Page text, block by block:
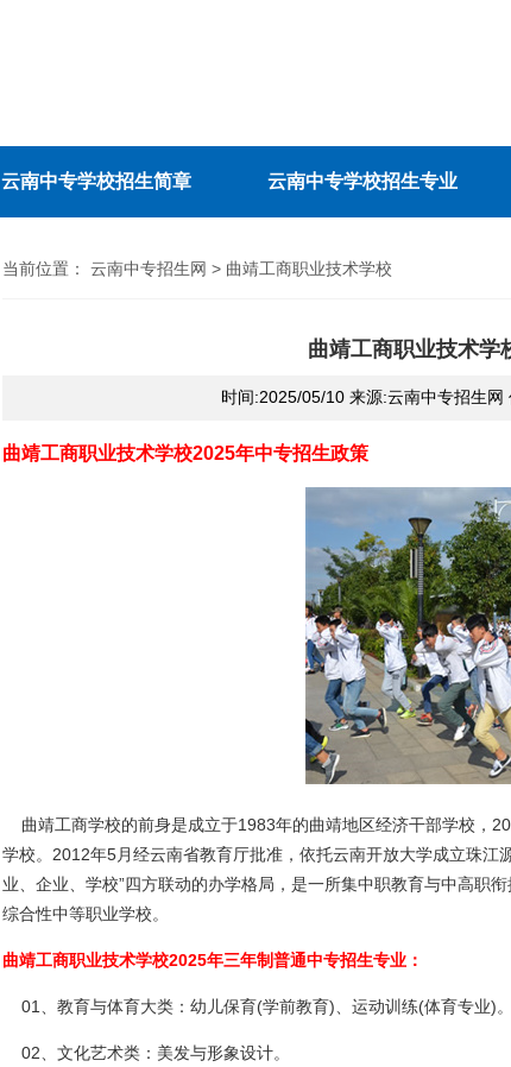
云南中专学校招生简章 云南中专学校招生专业
当前位置： 云南中专招生网 > 曲靖工商职业技术学校
曲靖工商职业技术学
时间:2025/05/10 来源:云南中专招生
曲靖工商职业技术学校2025年中专招生政策
曲靖工商学校的前身是成立于1983年的曲靖地区经济干部学校，
学校。2012年5月经云南省教育厅批准，依托云南开放大学成立珠
业、企业、学校”四方联动的办学格局，是一所集中职教育与中高职
综合性中等职业学校。
曲靖工商职业技术学校2025年三年制普通中专招生专业：
01、教育与体育大类：幼儿保育(学前教育)、运动训练(体育专业)。
02、文化艺术类：美发与形象设计。